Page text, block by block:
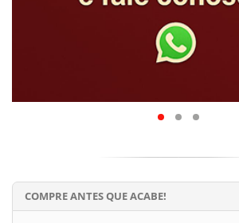
COMPRE ANTES QUE ACABE!